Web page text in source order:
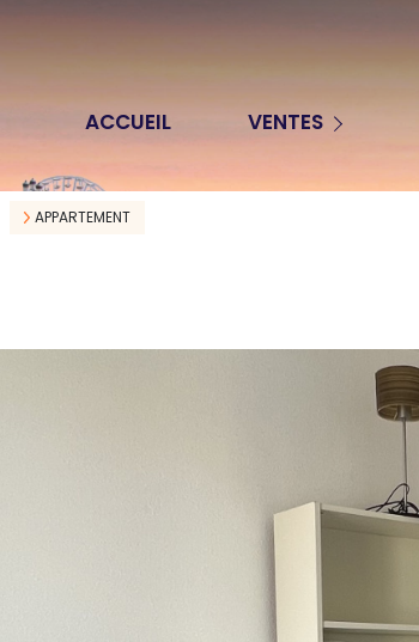
ACCUEIL VENTES
Terrains
APPARTEMENT